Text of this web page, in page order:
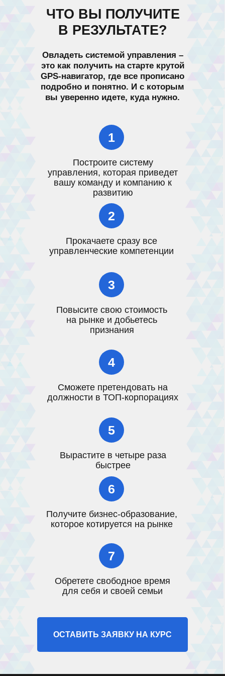
ЧТО ВЫ ПОЛУЧИТЕ
В РЕЗУЛЬТАТЕ?
Овладеть системой управления –
это как получить на старте крутой
GPS-навигатор, где все прописано
подробно и понятно. И с которым
вы уверенно идете, куда нужно.
Построите систему
управления, которая приведет
вашу команду и компанию к
развитию
Прокачаете сразу все
управленческие компетенции
Вырастите в четыре раза
быстрее
Повысите свою стоимость
на рынке и добьетесь
признания
Получите бизнес-образование,
которое котируется на рынке
Сможете претендовать на
должности в ТОП-корпорациях
ОСТАВИТЬ ЗАЯВКУ НА КУРС
1
2
3
6
4
5
Обретете свободное время
для себя и своей семьи
7